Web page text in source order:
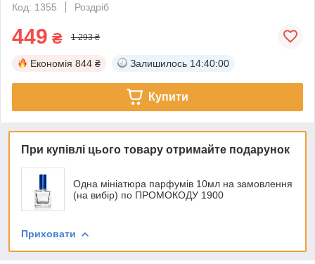
Код: 1355
Роздріб
449 ₴ 1 293 ₴
Економія 844 ₴ Залишилось 14:39:59
Купити
При купівлі цього товару отримайте подарунок
Одна мініатюра парфумів 10мл на замовлення
(на вибір) по ПРОМОКОДУ 1900
Приховати